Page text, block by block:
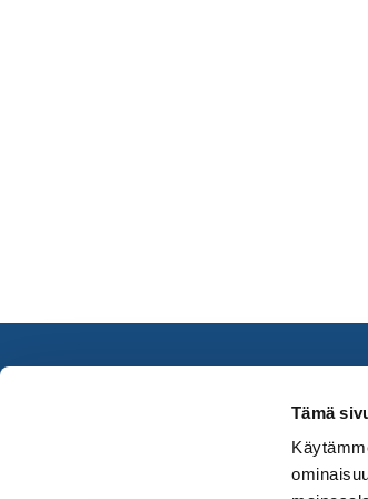
Tämä